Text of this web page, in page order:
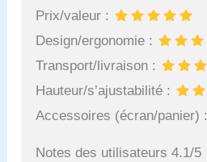
Prix/valeur :
Design/ergonomie :
Transport/livraison :
Hauteur/s’ajustabilité :
Accessoires (écran/panier) :
Notes des utilisateurs 4.1/5